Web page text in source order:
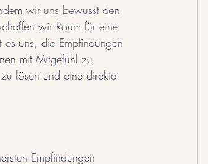
wir uns bewusst den
wir Raum für eine
uns, die Empfindungen
mit Mitgefühl zu
lösen und eine direkte
Empfindungen